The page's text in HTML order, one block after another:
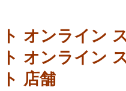
オンライン
オンライン
店舗